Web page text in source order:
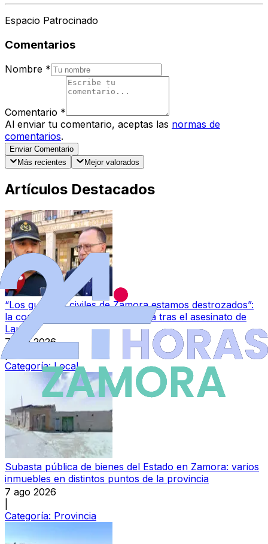
Espacio Patrocinado
Comentarios
Nombre *
Comentario *
Al enviar tu comentario, aceptas las normas de
comentarios.
Enviar Comentario
Más recientes
Mejor valorados
Artículos Destacados
“Los guardias civiles de Zamora estamos destrozados”:
la conmoción en la Comandancia tras el asesinato de
Laura
7 ago 2026
Categoría:Local
Subasta pública de bienes del Estado en Zamora: varios
inmuebles en distintos puntos de la provincia
7 ago 2026
Categoría: Provincia